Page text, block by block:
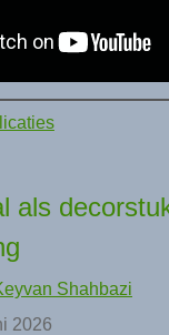
als
Shahbazi
2026